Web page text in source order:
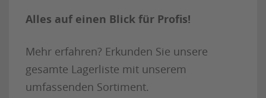
Alles auf einen Blick für Profis!
Mehr erfahren? Erkunden Sie unsere
gesamte Lagerliste mit unserem
umfassenden Sortiment.